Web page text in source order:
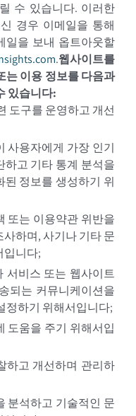
수 있습니다. 이러한
경우 이메일을 통해
일을 보내 옵트아웃할
.웹사이트를
는 이용 정보를 다음과
있습니다:
도구를 운영하고 개선
사용자에게 가장 인기
하고 기타 통계 분석을
정보를 생성하기 위
또는 이용약관 위반을
하며, 사기나 기타 문
입니다;
서비스 또는 웹사이트
되는 커뮤니케이션을
정하기 위해서입니다;
도움을 주기 위해서입
하고 개선하며 관리하
분석하고 기술적인 문